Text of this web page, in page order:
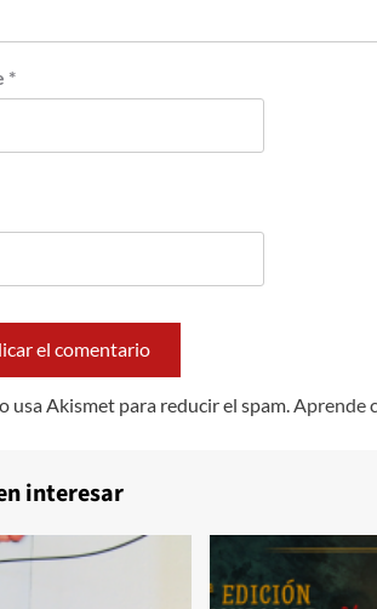
*
usa Akismet para reducir el spam. Aprende
interesar